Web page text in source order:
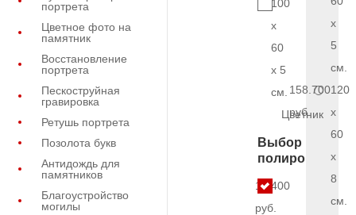
портрета
Цветное фото на
памятник
Восстановление
портрета
Пескоструйная
гравировка
Ретушь портрета
Позолота букв
Антидождь для
памятников
Благоустройство
могилы
100
x
60
x 5
см.
Цветник
Выбор
полировки
17.400
руб.
x
5
см.
158.700
руб.
120
x
60
x
8
см.